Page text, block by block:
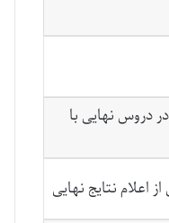
دروس نهایی با
نتایج نهایی